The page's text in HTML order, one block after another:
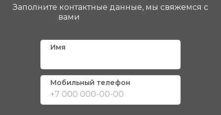
Заполните контактные данные, мы свяжемся с
вами
Имя
Мобильный телефон